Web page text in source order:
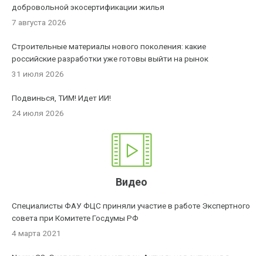
добровольной экосертификации жилья
7 августа 2026
Строительные материалы нового поколения: какие
российские разработки уже готовы выйти на рынок
31 июля 2026
Подвинься, ТИМ! Идет ИИ!
24 июля 2026
Видео
Специалисты ФАУ ФЦС приняли участие в работе Экспертного
совета при Комитете Госдумы РФ
4 марта 2021